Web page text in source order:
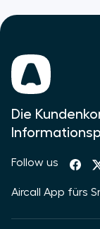
Die
Follow us
Aircall App fürs